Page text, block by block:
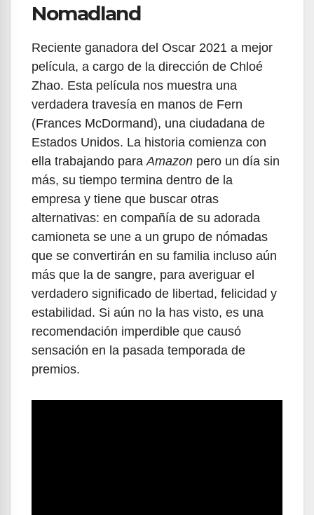
Nomadland
Reciente ganadora del Oscar 2021 a mejor
película, a cargo de la dirección de Chloé
Zhao. Esta película nos muestra una
verdadera travesía en manos de Fern
(Frances McDormand), una ciudadana de
Estados Unidos. La historia comienza con
ella trabajando para Amazon pero un día sin
más, su tiempo termina dentro de la
empresa y tiene que buscar otras
alternativas: en compañía de su adorada
camioneta se une a un grupo de nómadas
que se convertirán en su familia incluso aún
más que la de sangre, para averiguar el
verdadero significado de libertad, felicidad y
estabilidad. Si aún no la has visto, es una
recomendación imperdible que causó
sensación en la pasada temporada de
premios.